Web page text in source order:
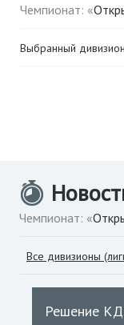
Чемпионат: «
Выбранный
Чемпионат: «
Все дивизионы
Решение